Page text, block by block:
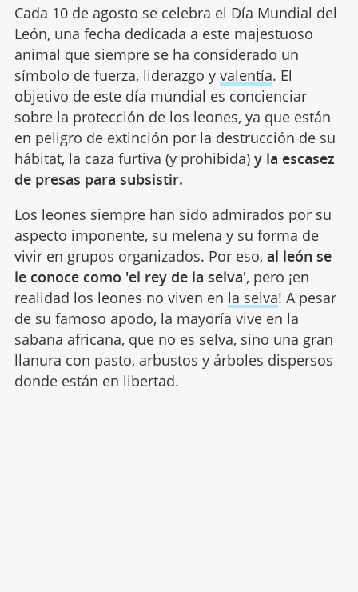
Cada 10 de agosto se celebra el Día Mundial del
León, una fecha dedicada a este majestuoso
animal que siempre se ha considerado un
símbolo de fuerza, liderazgo y valentía. El
objetivo de este día mundial es concienciar
sobre la protección de los leones, ya que están
en peligro de extinción por la destrucción de su
hábitat, la caza furtiva (y prohibida) y la escasez
de presas para subsistir.
Los leones siempre han sido admirados por su
aspecto imponente, su melena y su forma de
vivir en grupos organizados. Por eso, al león se
le conoce como 'el rey de la selva', pero ¡en
realidad los leones no viven en la selva! A pesar
de su famoso apodo, la mayoría vive en la
sabana africana, que no es selva, sino una gran
llanura con pasto, arbustos y árboles dispersos
donde están en libertad.